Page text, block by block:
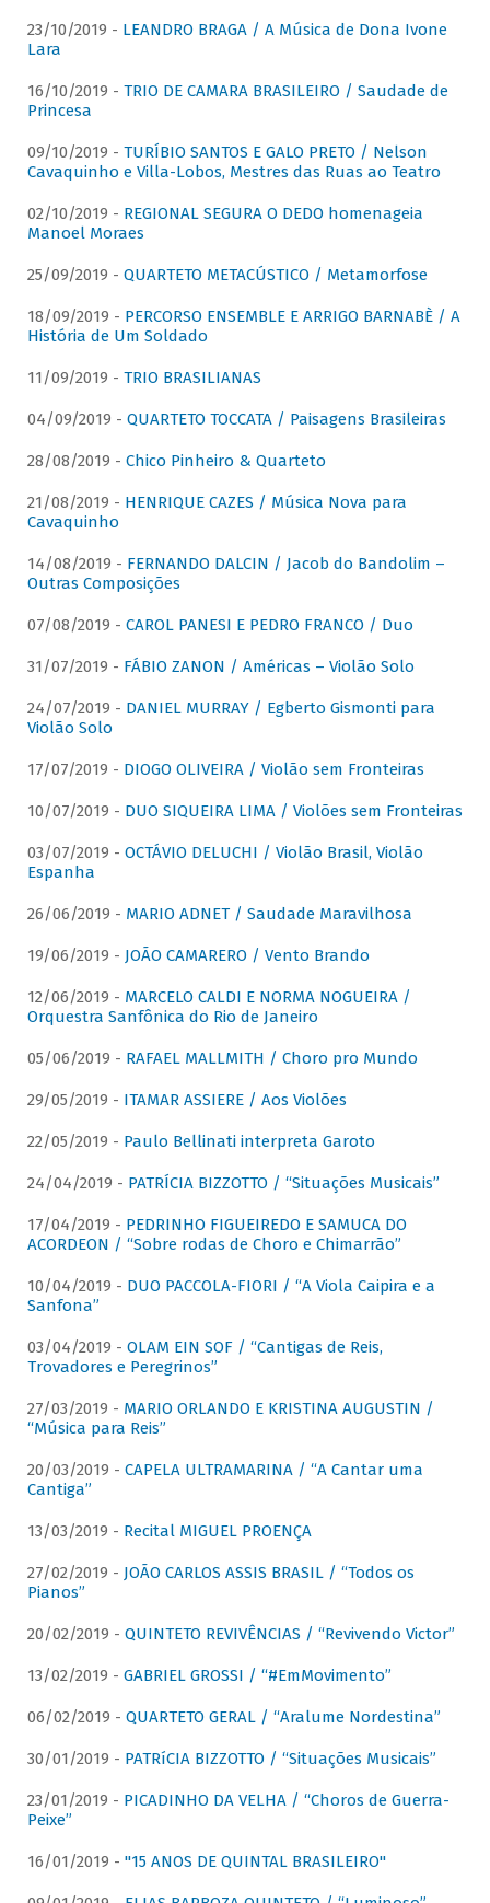
23/10/2019 - LEANDRO BRAGA / A Música de Dona Ivone
Lara
16/10/2019 - TRIO DE CAMARA BRASILEIRO / Saudade de
Princesa
09/10/2019 - TURÍBIO SANTOS E GALO PRETO / Nelson
Cavaquinho e Villa-Lobos, Mestres das Ruas ao Teatro
02/10/2019 - REGIONAL SEGURA O DEDO homenageia
Manoel Moraes
25/09/2019 - QUARTETO METACÚSTICO / Metamorfose
18/09/2019 - PERCORSO ENSEMBLE E ARRIGO BARNABÈ / A
História de Um Soldado
11/09/2019 - TRIO BRASILIANAS
04/09/2019 - QUARTETO TOCCATA / Paisagens Brasileiras
28/08/2019 - Chico Pinheiro & Quarteto
21/08/2019 - HENRIQUE CAZES / Música Nova para
Cavaquinho
14/08/2019 - FERNANDO DALCIN / Jacob do Bandolim –
Outras Composições
07/08/2019 - CAROL PANESI E PEDRO FRANCO / Duo
31/07/2019 - FÁBIO ZANON / Américas – Violão Solo
24/07/2019 - DANIEL MURRAY / Egberto Gismonti para
Violão Solo
17/07/2019 - DIOGO OLIVEIRA / Violão sem Fronteiras
10/07/2019 - DUO SIQUEIRA LIMA / Violões sem Fronteiras
03/07/2019 - OCTÁVIO DELUCHI / Violão Brasil, Violão
Espanha
26/06/2019 - MARIO ADNET / Saudade Maravilhosa
19/06/2019 - JOÃO CAMARERO / Vento Brando
12/06/2019 - MARCELO CALDI E NORMA NOGUEIRA /
Orquestra Sanfônica do Rio de Janeiro
05/06/2019 - RAFAEL MALLMITH / Choro pro Mundo
29/05/2019 - ITAMAR ASSIERE / Aos Violões
22/05/2019 - Paulo Bellinati interpreta Garoto
24/04/2019 - PATRÍCIA BIZZOTTO / “Situações Musicais”
17/04/2019 - PEDRINHO FIGUEIREDO E SAMUCA DO
ACORDEON / “Sobre rodas de Choro e Chimarrão”
10/04/2019 - DUO PACCOLA-FIORI / “A Viola Caipira e a
Sanfona”
03/04/2019 - OLAM EIN SOF / “Cantigas de Reis,
Trovadores e Peregrinos”
27/03/2019 - MARIO ORLANDO E KRISTINA AUGUSTIN /
“Música para Reis”
20/03/2019 - CAPELA ULTRAMARINA / “A Cantar uma
Cantiga”
13/03/2019 - Recital MIGUEL PROENÇA
27/02/2019 - JOÃO CARLOS ASSIS BRASIL / “Todos os
Pianos”
20/02/2019 - QUINTETO REVIVÊNCIAS / “Revivendo Victor”
13/02/2019 - GABRIEL GROSSI / “#EmMovimento”
06/02/2019 - QUARTETO GERAL / “Aralume Nordestina”
30/01/2019 - PATRíCIA BIZZOTTO / “Situações Musicais”
23/01/2019 - PICADINHO DA VELHA / “Choros de Guerra-
Peixe”
16/01/2019 - "15 ANOS DE QUINTAL BRASILEIRO"